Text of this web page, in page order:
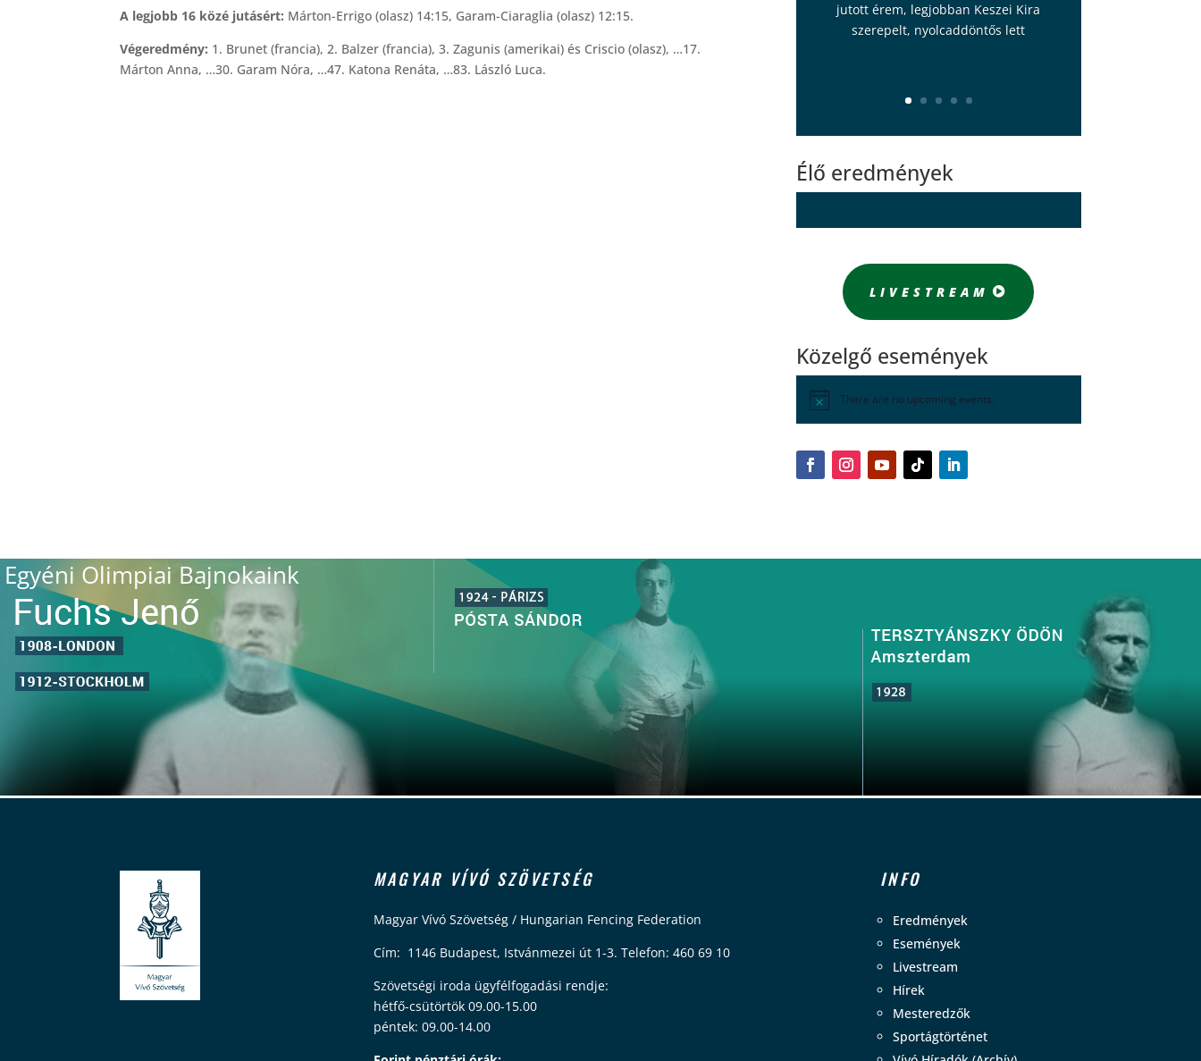
A legjobb 16 közé jutásért: Márton-Errigo (olasz) 14:15, Garam-Ciaraglia (olasz) 12:15.
Végeredmény: 1. Brunet (francia), 2. Balzer (francia), 3. Zagunis (amerikai) és Criscio (olasz), …17.
Márton Anna, …30. Garam Nóra, …47. Katona Renáta, …83. László Luca.
jutott érem, legjobban Keszei Kira
szerepelt, nyolcaddöntős lett
Élő eredmények
LIVESTREAM
Közelgő események
There are no upcoming events.
Egyéni Olimpiai Bajnokaink
MAGYAR VÍVÓ SZÖVETSÉG
Magyar Vívó Szövetség / Hungarian Fencing Federation
Cím: 1146 Budapest, Istvánmezei út 1-3. Telefon: 460 69 10
Szövetségi iroda ügyfélfogadási rendje:
hétfő-csütörtök 09.00-15.00
péntek: 09.00-14.00
INFO
Eredmények
Események
Livestream
Hírek
Mesteredzők
Sportágtörténet